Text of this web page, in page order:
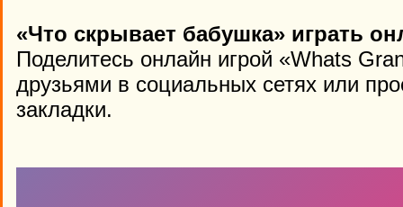
«Что скрывает бабушка» играть
Поделитесь онлайн игрой «Whats
друзьями в социальных сетях или
закладки.